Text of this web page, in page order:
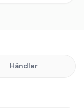
Händler